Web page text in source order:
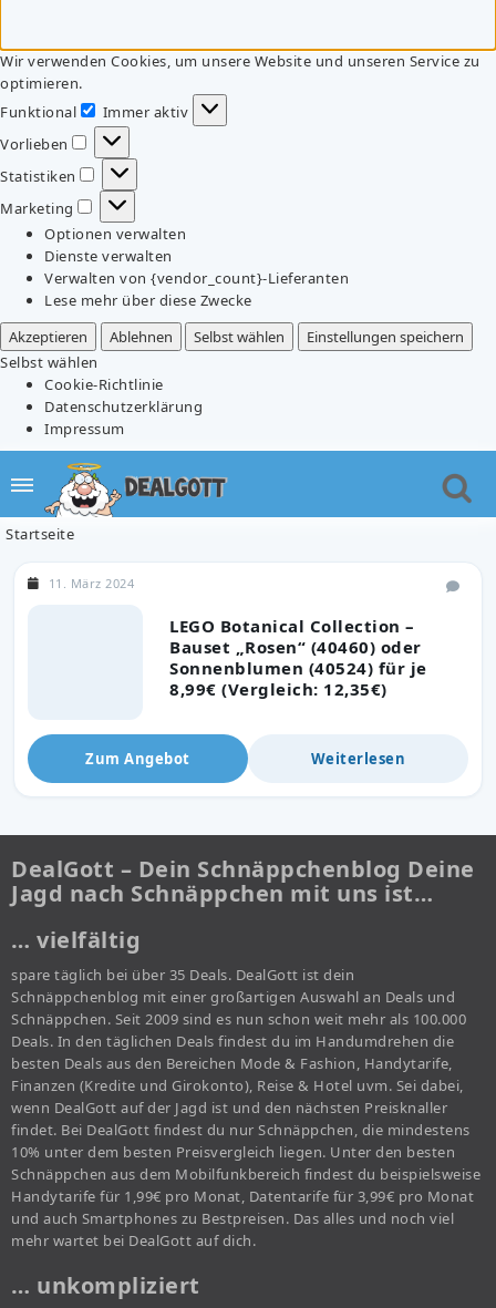
Wir verwenden Cookies, um unsere Website und unseren Service zu
optimieren.
Funktional
Funktional
Immer aktiv
Vorlieben
Vorlieben
Statistiken
Statistiken
Marketing
Marketing
Optionen verwalten
Dienste verwalten
Verwalten von {vendor_count}-Lieferanten
Lese mehr über diese Zwecke
Akzeptieren
Ablehnen Selbst wählen
Einstellungen speichern
Selbst wählen
Cookie-Richtlinie
Datenschutzerklärung
Impressum
Startseite
LEGO Botanical Collection –
Bauset „Rosen“ (40460) oder
Sonnenblumen (40524) für je
8,99€ (Vergleich: 12,35€)
11. März 2024
Zum Angebot Weiterlesen
DealGott – Dein Schnäppchenblog Deine
Jagd nach Schnäppchen mit uns ist…
… vielfältig
spare täglich bei über 35 Deals. DealGott ist dein
Schnäppchenblog mit einer großartigen Auswahl an Deals und
Schnäppchen. Seit 2009 sind es nun schon weit mehr als 100.000
Deals. In den täglichen Deals findest du im Handumdrehen die
besten Deals aus den Bereichen Mode & Fashion, Handytarife,
Finanzen (Kredite und Girokonto), Reise & Hotel uvm. Sei dabei,
wenn DealGott auf der Jagd ist und den nächsten Preisknaller
findet. Bei DealGott findest du nur Schnäppchen, die mindestens
10% unter dem besten Preisvergleich liegen. Unter den besten
Schnäppchen aus dem Mobilfunkbereich findest du beispielsweise
Handytarife für 1,99€ pro Monat, Datentarife für 3,99€ pro Monat
und auch Smartphones zu Bestpreisen. Das alles und noch viel
mehr wartet bei DealGott auf dich.
… unkompliziert